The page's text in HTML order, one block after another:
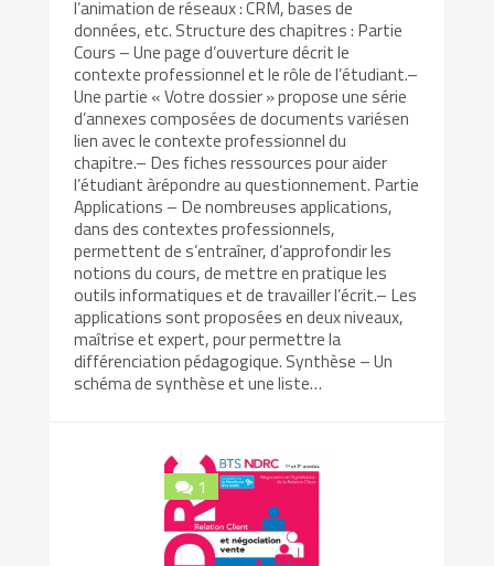
l’animation de réseaux : CRM, bases de
données, etc. Structure des chapitres : Partie
Cours – Une page d’ouverture décrit le
contexte professionnel et le rôle de l’étudiant.–
Une partie « Votre dossier » propose une série
d’annexes composées de documents variésen
lien avec le contexte professionnel du
chapitre.– Des fiches ressources pour aider
l’étudiant àrépondre au questionnement. Partie
Applications – De nombreuses applications,
dans des contextes professionnels,
permettent de s’entraîner, d’approfondir les
notions du cours, de mettre en pratique les
outils informatiques et de travailler l’écrit.– Les
applications sont proposées en deux niveaux,
maîtrise et expert, pour permettre la
différenciation pédagogique. Synthèse – Un
schéma de synthèse et une liste…
1